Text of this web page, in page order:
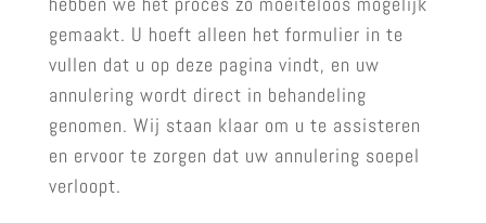
gemaakt. U hoeft alleen het formulier in te
vullen dat u op deze pagina vindt, en uw
annulering wordt direct in behandeling
genomen. Wij staan klaar om u te assisteren
en ervoor te zorgen dat uw annulering soepel
verloopt.